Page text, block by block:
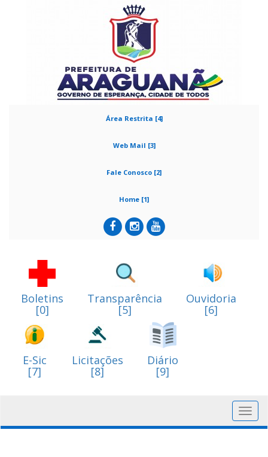
Área Restrita [4]
Web Mail [3]
Fale Conosco [2]
Home [1]
Boletins
[0]
Transparência
[5]
Ouvidoria
[6]
E-Sic
[7]
Licitações
[8]
Diário
[9]